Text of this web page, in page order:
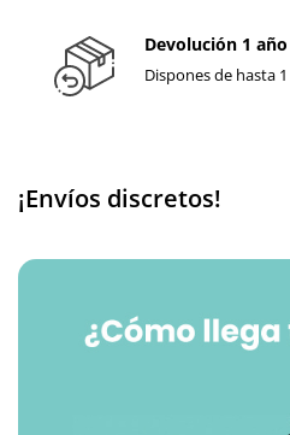
Devolución 1 año
Dispones de hasta
¡Envíos discretos!